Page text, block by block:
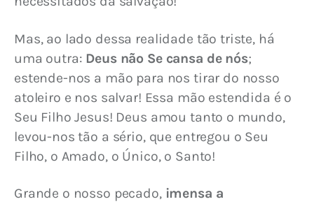
Mas, ao lado dessa realidade tão triste, há
uma outra: Deus não Se cansa de nós;
estende-nos a mão para nos tirar do nosso
atoleiro e nos salvar! Essa mão estendida é o
Seu Filho Jesus! Deus amou tanto o mundo,
levou-nos tão a sério, que entregou o Seu
Filho, o Amado, o Único, o Santo!
Grande o nosso pecado, imensa a